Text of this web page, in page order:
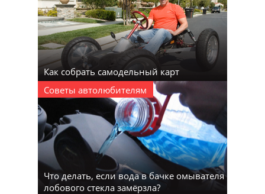
Как собрать самодельный карт
Советы автолюбителям
Что делать, если вода в бачке омывателя
лобового стекла замёрзла?